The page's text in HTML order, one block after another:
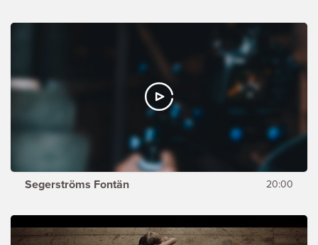
Segerströms Fontän 20:00